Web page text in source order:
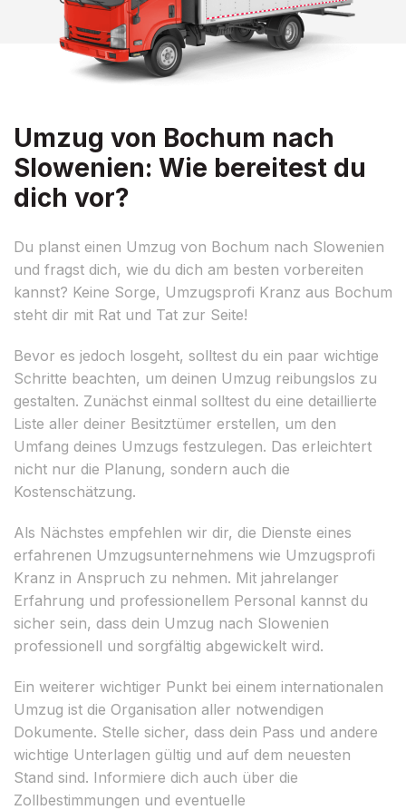
Umzug von Bochum nach
Slowenien: Wie bereitest du
dich vor?
Du planst einen Umzug von Bochum nach Slowenien
und fragst dich, wie du dich am besten vorbereiten
kannst? Keine Sorge, Umzugsprofi Kranz aus Bochum
steht dir mit Rat und Tat zur Seite!
Bevor es jedoch losgeht, solltest du ein paar wichtige
Schritte beachten, um deinen Umzug reibungslos zu
gestalten. Zunächst einmal solltest du eine detaillierte
Liste aller deiner Besitztümer erstellen, um den
Umfang deines Umzugs festzulegen. Das erleichtert
nicht nur die Planung, sondern auch die
Kostenschätzung.
Als Nächstes empfehlen wir dir, die Dienste eines
erfahrenen Umzugsunternehmens wie Umzugsprofi
Kranz in Anspruch zu nehmen. Mit jahrelanger
Erfahrung und professionellem Personal kannst du
sicher sein, dass dein Umzug nach Slowenien
professionell und sorgfältig abgewickelt wird.
Ein weiterer wichtiger Punkt bei einem internationalen
Umzug ist die Organisation aller notwendigen
Dokumente. Stelle sicher, dass dein Pass und andere
wichtige Unterlagen gültig und auf dem neuesten
Stand sind. Informiere dich auch über die
Zollbestimmungen und eventuelle